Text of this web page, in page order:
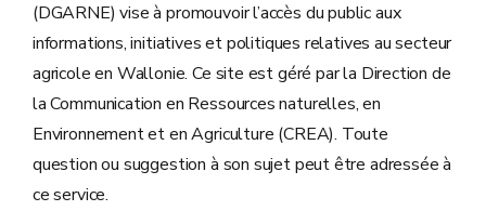
(DGARNE) vise à promouvoir l’accès du public aux
informations, initiatives et politiques relatives au secteur
agricole en Wallonie. Ce site est géré par la Direction de
la Communication en Ressources naturelles, en
Environnement et en Agriculture (CREA). Toute
question ou suggestion à son sujet peut être adressée à
ce service.